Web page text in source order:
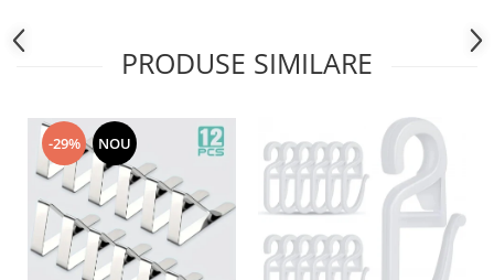
PRODUSE SIMILARE
-29% NOU